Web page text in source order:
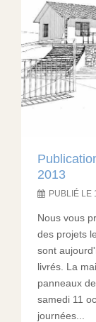
2013
PUBLIÉ LE
Nous vous
des projets
sont
livrés. La
panneaux
samedi 11
journées...